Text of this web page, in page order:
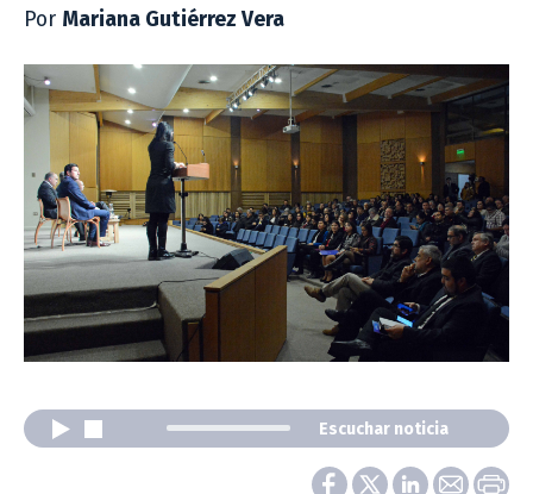
Por Mariana Gutiérrez Vera
Escuchar noticia